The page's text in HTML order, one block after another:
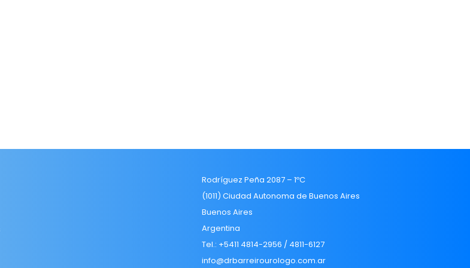
Rodríguez Peña 2087 – 1ºC
(1011) Ciudad Autonoma de Buenos Aires
Buenos Aires
Argentina
Tel.: +5411 4814-2956 / 4811-6127
info@drbarreirourologo.com.ar